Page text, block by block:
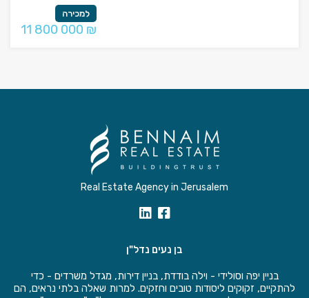
למכירה
11 800 000 ₪
Real Estate Agency in Jerusalem
בן נעים נדל"ן
בניין יפה וסולידי - וילה בודדת, בניין דירות, מגדל משרדים - כדי
להתקיים, זקוקים ליסודות טובים וחזקים. למרות שאלה בלתי נראים, הם